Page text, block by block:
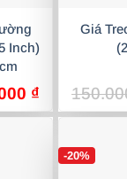
Inch)
₫Giá
hiện
290.000 ₫.
Giá
-20%